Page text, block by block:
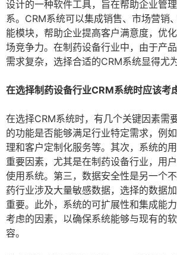
设计的一种软件工具，旨在帮助企业管
系。CRM系统可以集成销售、市场营销
能模块，帮助企业提高客户满意度，优
场竞争力。在制药设备行业中，由于产
需求复杂，选择合适的CRM系统显得尤为
在选择制药设备行业CRM系统时应该考
在选择CRM系统时，有几个关键因素需
的功能是否能够满足行业特定需求，例
理和客户定制化服务等。其次，系统的
重要因素，尤其是在制药设备行业，用
使用系统。第三，数据安全性是另一个
药行业涉及大量敏感数据，选择的数据
重要。此外，系统的可扩展性和集成能
考虑的因素，以确保系统能够与现有的
容。